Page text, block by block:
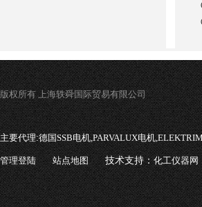
版权所有 上海轶舜国际贸易有限公司
主要代理:德国SSB电机,PARVALUX电机
管理登陆 站点地图 技术支持：化工仪器网